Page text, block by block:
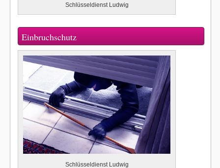
Schlüsseldienst Ludwig
Einbruchschutz
Schlüsseldienst Ludwig